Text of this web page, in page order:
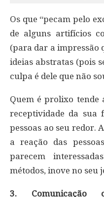
Os que “pecam pelo
de alguns artifícios
(para dar a impressão
ideias abstratas (pois
culpa é dele que não
Quem é prolixo tende
receptividade da sua
pessoas ao seu redor.
a reação das
parecem
métodos, inove no seu
3. Comunicação